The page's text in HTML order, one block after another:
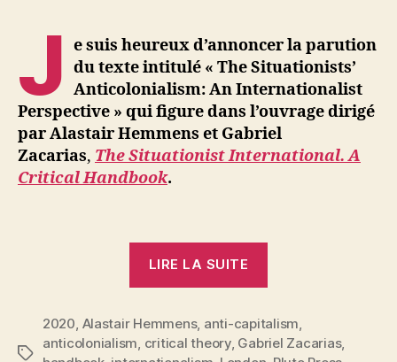
ji
b
J e suis heureux d’annoncer la parution
du texte intitulé « The Situationists’
Anticolonialism: An Internationalist
Perspective » qui figure dans l’ouvrage dirigé
par Alastair Hemmens et Gabriel
Zacarias, The Situationist International. A
Critical Handbook.
LIRE LA SUITE
An
Internationalist
Étiquettes
2020 Alastair Hemmens, anti-capitalism
anticolonialism critical theory, Gabriel Zacarias,